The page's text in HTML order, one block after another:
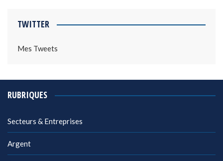
TWITTER
Mes Tweets
RUBRIQUES
Secteurs & Entreprises
Argent